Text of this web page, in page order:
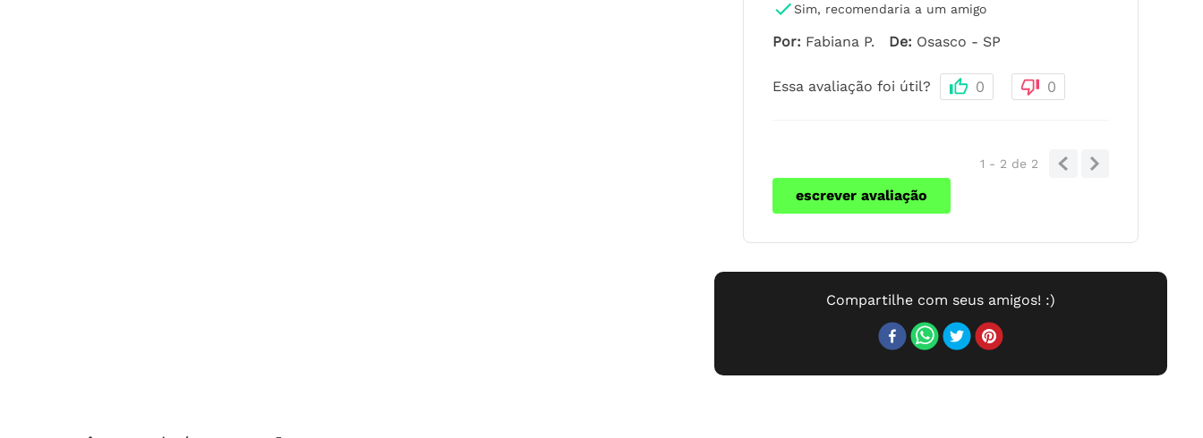
Sim, recomendaria a um amigo
Por: Fabiana P. De: Osasco - SP
Essa avaliação foi útil? 0 0
1 - 2 de 2
escrever avaliação